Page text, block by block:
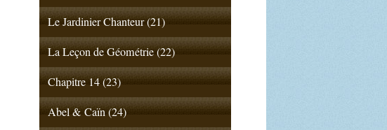
Le Jardinier Chanteur (21)
La Leçon de Géométrie (22)
Chapitre 14 (23)
Abel & Caïn (24)